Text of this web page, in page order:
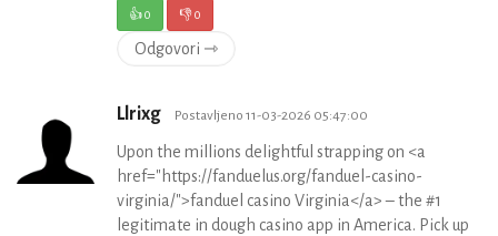
👍0 👎0
Odgovori ⇾
Llrixg Postavljeno 11-03-2026 05:47:00
Upon the millions delightful strapping on <a
href="https://fanduelus.org/fanduel-casino-
virginia/">fanduel casino Virginia</a> – the #1
legitimate in dough casino app in America. Pick up